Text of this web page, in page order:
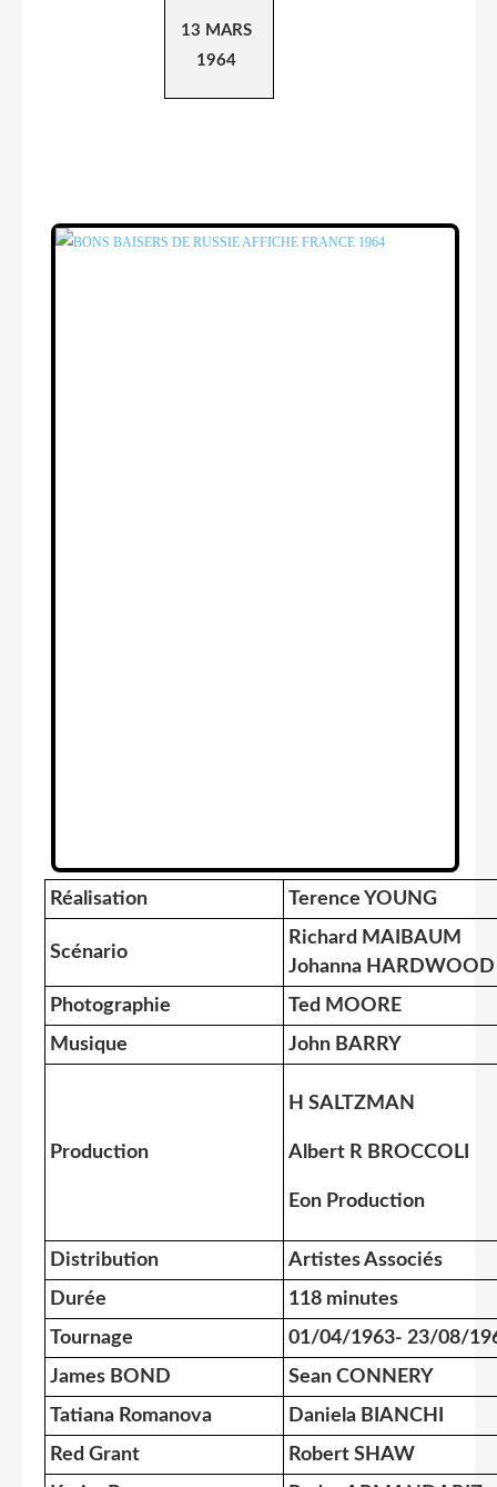
13 MARS
1964
Réalisation Terence YOUNG
Scénario
Richard MAIBAUM
Johanna HARDWOOD
Photographie
Ted MOORE
Musique
John BARRY
Production
H SALTZMAN
Albert R BROCCOLI
Eon Production
Distribution
Artistes Associés
Durée
118 minutes
Tournage
01/04/1963- 23/08/
James BOND
Sean CONNERY
Tatiana Romanova
Daniela BIANCHI
Red Grant
Robert SHAW